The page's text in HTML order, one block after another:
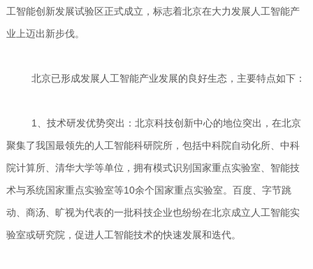
工智能创新发展试验区正式成立，标志着北京在大力发展人工智能产
业上迈出新步伐。
北京已形成发展人工智能产业发展的良好生态，主要特点如下：
1、技术研发优势突出：北京科技创新中心的地位突出，在北京
聚集了我国最领先的人工智能科研院所，包括中科院自动化所、中科
院计算所、清华大学等单位，拥有模式识别国家重点实验室、智能技
术与系统国家重点实验室等10余个国家重点实验室。百度、字节跳
动、商汤、旷视为代表的一批科技企业也纷纷在北京成立人工智能实
验室或研究院，促进人工智能技术的快速发展和迭代。